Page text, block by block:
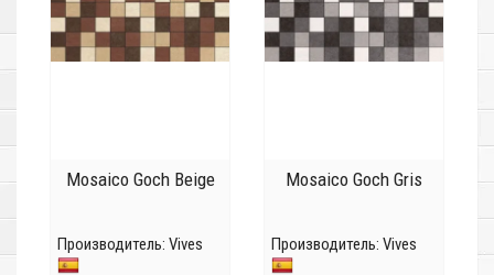
Mosaico Goch Beige
Производитель: Vives
Mosaico Goch Gris
Производитель: Vives